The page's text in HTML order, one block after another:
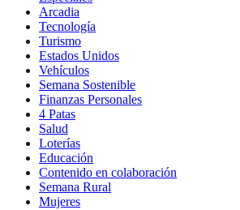
Arcadia
Tecnología
Turismo
Estados Unidos
Vehículos
Semana Sostenible
Finanzas Personales
4 Patas
Salud
Loterías
Educación
Contenido en colaboración
Semana Rural
Mujeres